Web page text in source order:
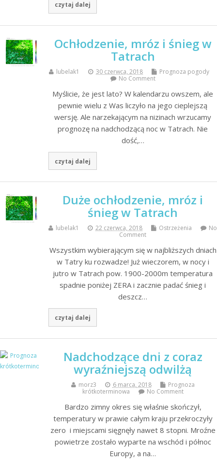
czytaj dalej
Ochłodzenie, mróz i śnieg w
Tatrach
lubelak1 30 czerwca, 2018
Prognoza pogody
No Comment
Myślicie, że jest lato? W kalendarzu owszem, ale
pewnie wielu z Was liczyło na jego cieplejszą
wersję. Ale narzekającym na nizinach wrzucamy
prognozę na nadchodzącą noc w Tatrach. Nie
dość,…
czytaj dalej
Duże ochłodzenie, mróz i
śnieg w Tatrach
lubelak1 22 czerwca, 2018 Ostrzeżenia
No
Comment
Wszystkim wybierającym się w najbliższych dniach
w Tatry ku rozwadze! Już wieczorem, w nocy i
jutro w Tatrach pow. 1900-2000m temperatura
spadnie poniżej ZERA i zacznie padać śnieg i
deszcz…
czytaj dalej
Nadchodzące dni z coraz
wyraźniejszą odwilżą
morz3 6 marca, 2018
Prognoza
krótkoterminowa
No Comment
Bardzo zimny okres się właśnie skończył,
temperatury w prawie całym kraju przekroczyły
zero i miejscami sięgnęły nawet 8 stopni. Mroźne
powietrze zostało wyparte na wschód i północ
Europy, a na…